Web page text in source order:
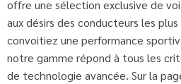
offre une sélection exclusive de
aux désirs des conducteurs les
convoitiez une performance
notre gamme répond à tous les
de technologie avancée. Sur la